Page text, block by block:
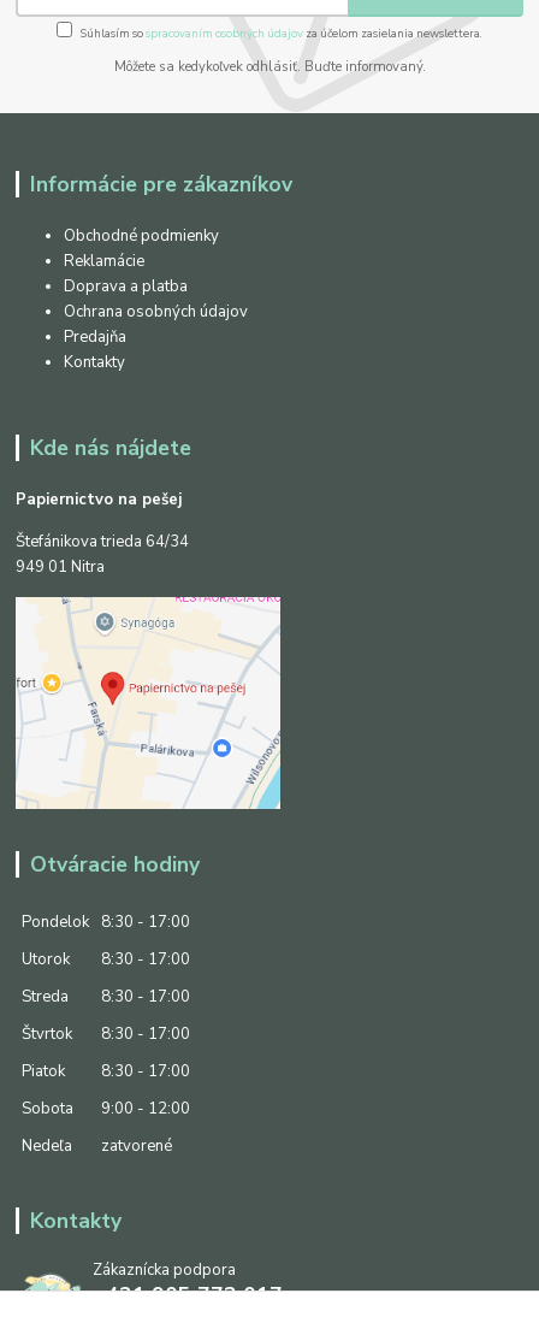
Súhlasím sospracovaním osobných údajov za účelom zasielania newslettera.
Môžete sa kedykoľvek odhlásiť. Buďte informovaný.
Informácie pre zákazníkov
Obchodné podmienky
Reklamácie
Doprava a platba
Ochrana osobných údajov
Predajňa
Kontakty
Kde nás nájdete
Papiernictvo na pešej
Štefánikova trieda 64/34
949 01 Nitra
Otváracie hodiny
Pondelok
8:30 - 17:00
Utorok
8:30 - 17:00
Streda
8:30 - 17:00
Štvrtok
8:30 - 17:00
Piatok
8:30 - 17:00
Sobota
9:00 - 12:00
Nedeľa
zatvorené
Kontakty
Zákaznícka podpora
+421 905 773 017